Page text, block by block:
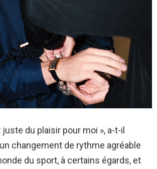
juste du plaisir pour moi », a-t-il
changement de rythme agréable
du sport, à certains égards, et